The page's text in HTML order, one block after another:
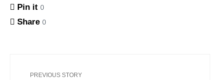
Pin it 0
Share 0
PREVIOUS STORY